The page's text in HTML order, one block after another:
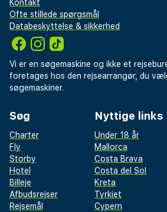
Kontakt
Ofte stillede spørgsmål
Databeskyttelse & sikkerhed
Vi er en søgemaskine og ikke et
foretages hos den rejsearrangør, du
søgemaskiner.
Søg
Charter
Fly
Storby
Hotel
Billeje
Afbudsrejser
Rejsemål
Nyttige links
Under 18 år
Mallorca
Costa Brava
Costa del Sol
Kreta
Tyrkiet
Cypern